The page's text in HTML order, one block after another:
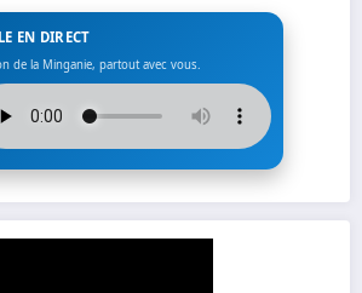
EN DIRECT
de la Minganie, partout avec vous.